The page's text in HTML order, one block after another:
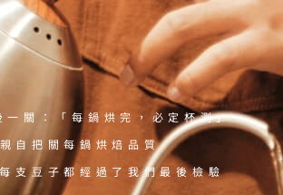
一關：「每鍋烘完，必定杯測」
親自把關每鍋烘焙品質
支豆子都經過了我們最後檢驗